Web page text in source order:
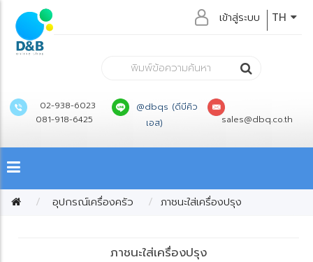
TH
เข้าสู่ระบบ
02-938-6023
081-918-6425
@dbqs (ดีบีคิว
เอส)
sales@dbq.co.th
อุปกรณ์เครื่องครัว ภาชนะใส่เครื่องปรุง
ภาชนะใส่เครื่องปรุง